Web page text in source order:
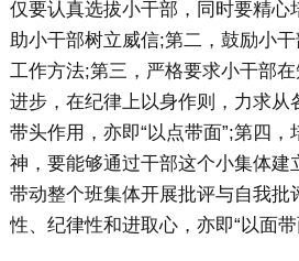
仅要认真选拔小干部，同时要精心
助小干部树立威信;第二，鼓励小
工作方法;第三，严格要求小干部
进步，在纪律上以身作则，力求从
带头作用，亦即“以点带面”;第四
神，要能够通过干部这个小集体建
带动整个班集体开展批评与自我批
性、纪律性和进取心，亦即“以面带